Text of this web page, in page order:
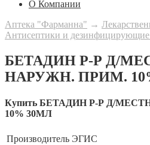
О Компании
Аптека "Фарманна" →
Антисептики и дезинфицирующие
БЕТАДИН Р-Р Д/
НАРУЖН. ПРИМ.
Купить БЕТАДИН Р-Р Д/
10% 30МЛ
Производитель ЭГИС